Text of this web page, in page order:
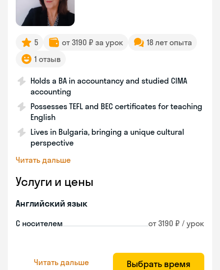
5 от 3190 ₽ за урок
18 лет опыта
1 отзыв
Holds a BA in accountancy and studied CIMA
accounting
Possesses TEFL and BEC certificates for teaching
English
Lives in Bulgaria, bringing a unique cultural
perspective
Читать дальше
Услуги и цены
Английский язык
С носителем от 3190 ₽ / урок
Читать дальше Выбрать время